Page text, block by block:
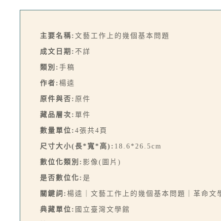
主要名稱: 文藝工作上的幾個基本問題
成文日期: 不詳
類別: 手稿
作者: 楊逵
原件與否: 原件
藏品層次: 單件
數量單位: 4張共4頁
尺寸大小(長*寬*高): 18.6*26.5cm
數位化類別: 影像(圖片)
是否數位化: 是
關鍵詞: 楊逵｜文藝工作上的幾個基本問題｜革命文
典藏單位: 國立臺灣文學館